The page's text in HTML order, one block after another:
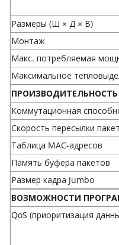
Размеры (Ш × Д × В)
Монтаж
Макс. потребляемая
Максимальное
ПРОИЗВОДИТЕЛЬНОСТЬ
Коммутационная
Скорость пересылки
Таблица MAC-адресов
Память буфера пакетов
Размер кадра Jumbo
ВОЗМОЖНОСТИ
QoS (приоритизация